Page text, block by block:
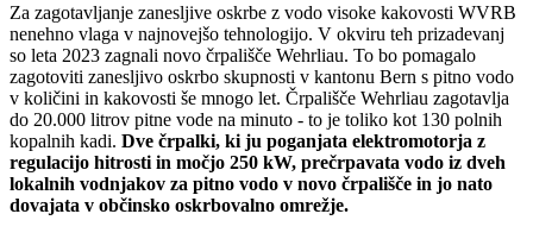
Za zagotavljanje zanesljive oskrbe z vodo visoke kakovosti WVRB
nenehno vlaga v najnovejšo tehnologijo. V okviru teh prizadevanj
so leta 2023 zagnali novo črpališče Wehrliau. To bo pomagalo
zagotoviti zanesljivo oskrbo skupnosti v kantonu Bern s pitno vodo
v količini in kakovosti še mnogo let. Črpališče Wehrliau zagotavlja
do 20.000 litrov pitne vode na minuto - to je toliko kot 130 polnih
kopalnih kadi. Dve črpalki, ki ju poganjata elektromotorja z
regulacijo hitrosti in močjo 250 kW, prečrpavata vodo iz dveh
lokalnih vodnjakov za pitno vodo v novo črpališče in jo nato
dovajata v občinsko oskrbovalno omrežje.